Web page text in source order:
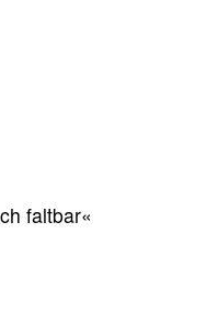
faltbar«